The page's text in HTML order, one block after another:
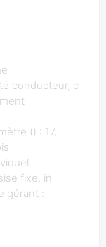
conducteur, c
() : 17,
fixe, in
gérant :